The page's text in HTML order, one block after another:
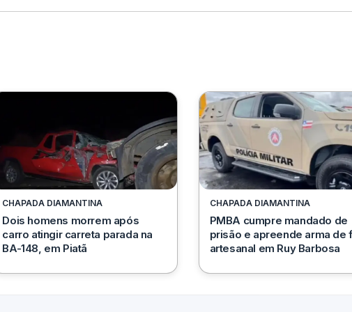
CHAPADA DIAMANTINA
Dois homens morrem após
carro atingir carreta parada na
BA-148, em Piatã
CHAPADA DIAMANTINA
PMBA cumpre mandado de
prisão e apreende arma de
artesanal em Ruy Barbosa